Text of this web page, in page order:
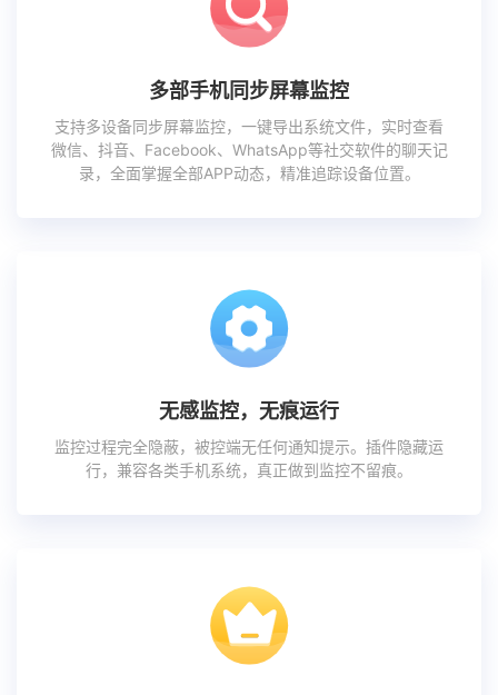
多部手机同步屏幕监控
支持多设备同步屏幕监控，一键导出系统文件，实时查看
微信、抖音、Facebook、WhatsApp等社交软件的聊天记
录，全面掌握全部APP动态，精准追踪设备位置。
无感监控，无痕运行
监控过程完全隐蔽，被控端无任何通知提示。插件隐藏运
行，兼容各类手机系统，真正做到监控不留痕。